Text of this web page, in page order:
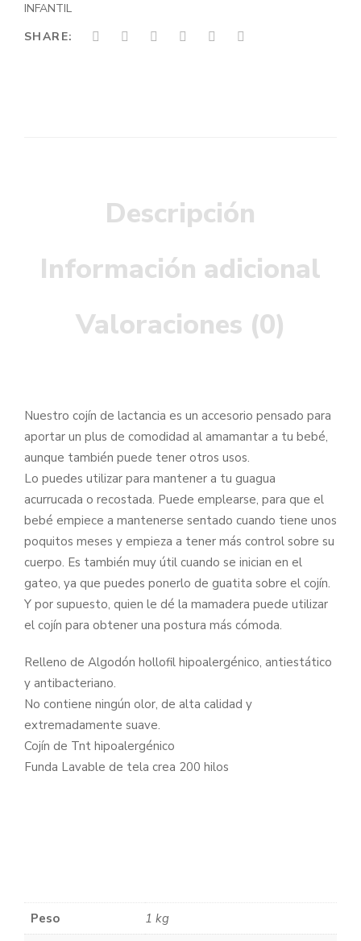
INFANTIL
SHARE:
Descripción
Información adicional
Valoraciones (0)
Nuestro cojín de lactancia es un accesorio pensado para
aportar un plus de comodidad al amamantar a tu bebé,
aunque también puede tener otros usos.
Lo puedes utilizar para mantener a tu guagua
acurrucada o recostada. Puede emplearse, para que el
bebé empiece a mantenerse sentado cuando tiene unos
poquitos meses y empieza a tener más control sobre su
cuerpo. Es también muy útil cuando se inician en el
gateo, ya que puedes ponerlo de guatita sobre el cojín.
Y por supuesto, quien le dé la mamadera puede utilizar
el cojín para obtener una postura más cómoda.
Relleno de Algodón hollofil hipoalergénico, antiestático
y antibacteriano.
No contiene ningún olor, de alta calidad y
extremadamente suave.
Cojín de Tnt hipoalergénico
Funda Lavable de tela crea 200 hilos
Peso
1 kg